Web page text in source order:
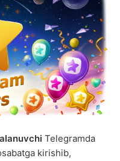
Telegramda
kirishib,